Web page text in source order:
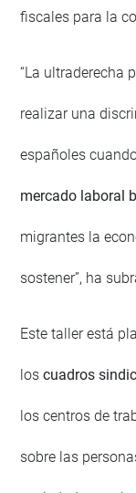
fiscales para la
“La ultraderecha
realizar una
españoles
mercado laboral
migrantes la
sostener”, ha
Este taller está
loscuadros
los centros de
sobre las